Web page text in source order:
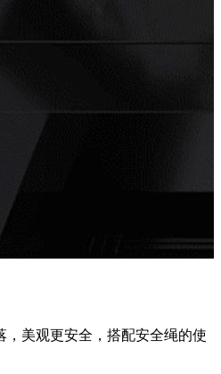
，美观更安全，搭配安全绳的使